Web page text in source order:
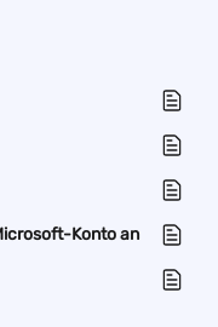
Konto an